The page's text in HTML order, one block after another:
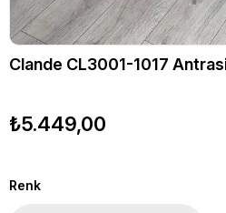
Clande CL3001-1017
₺5.449,00
Renk